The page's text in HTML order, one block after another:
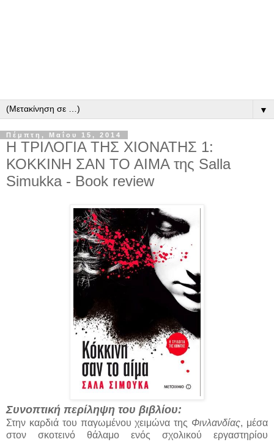
▼
Πέμπτη, Μαΐου 15, 2014
Η ΤΡΙΛΟΓΙΑ ΤΗΣ ΧΙΟΝΑΤΗΣ 1:
ΚΟΚΚΙΝΗ ΣΑΝ ΤΟ ΑΙΜΑ της Salla
Simukka - Book review
Συνοπτική περίληψη του βιβλίου:
Στην καρδιά του παγωμένου χειμώνα της Φινλανδίας, μέσα
στον σκοτεινό θάλαμο ενός σχολικού εργαστηρίου